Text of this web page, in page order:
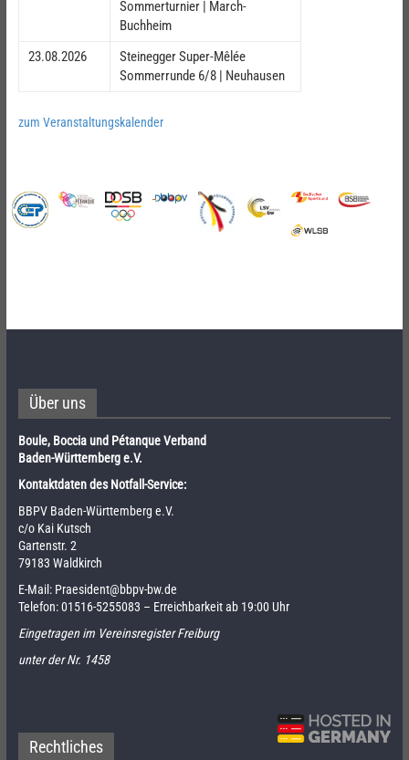
Sommerturnier | March-
Buchheim
23.08.2026
Steinegger Super-Mêlée
Sommerrunde 6/8 | Neuhausen
zum Veranstaltungskalender
Über uns
Boule, Boccia und Pétanque Verband
Baden-Württemberg e.V.
Kontaktdaten des Notfall-Service:
BBPV Baden-Württemberg e.V.
c/o Kai Kutsch
Gartenstr. 2
79183 Waldkirch
E-Mail: Praesident@bbpv-bw.de
Telefon:01516-5255083 – Erreichbarkeit ab 19:00 Uhr
Eingetragen im Vereinsregister Freiburg
unter der Nr. 1458
Rechtliches